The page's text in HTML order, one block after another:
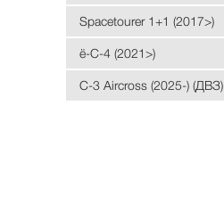
Spacetourer 1+1 (2017>)
ё-C-4 (2021>)
С-3 Aircross (2025-) (ДВЗ)